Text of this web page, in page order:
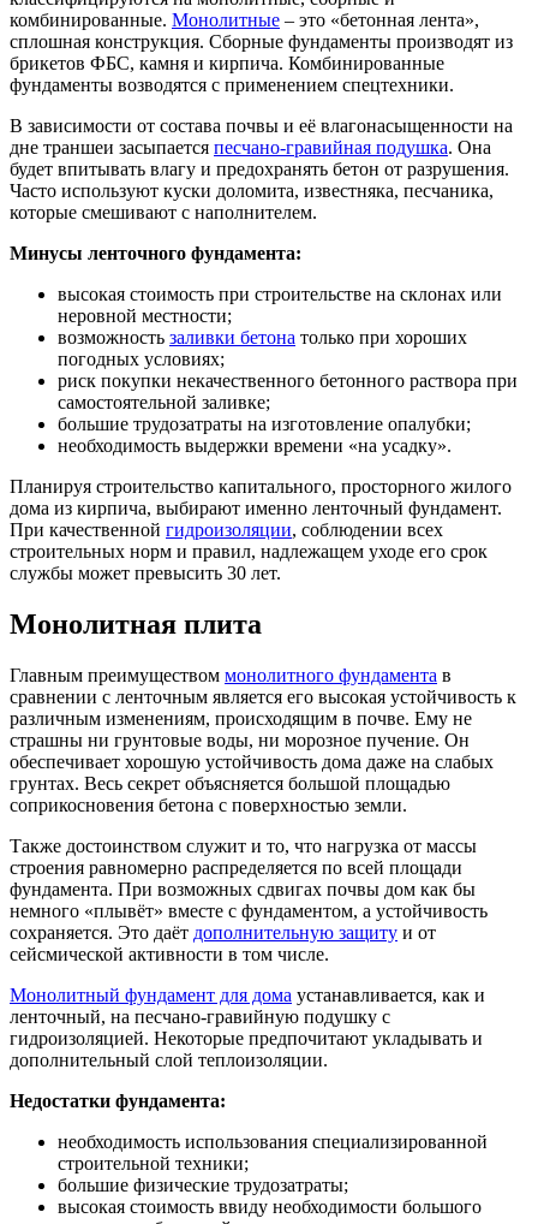
комбинированные. Монолитные – это «бетонная лента»,
сплошная конструкция. Сборные фундаменты производят из
брикетов ФБС, камня и кирпича. Комбинированные
фундаменты возводятся с применением спецтехники.
В зависимости от состава почвы и её влагонасыщенности на
дне траншеи засыпается песчано-гравийная подушка. Она
будет впитывать влагу и предохранять бетон от разрушения.
Часто используют куски доломита, известняка, песчаника,
которые смешивают с наполнителем.
Минусы ленточного фундамента:
высокая стоимость при строительстве на склонах или
неровной местности;
возможность заливки бетона только при хороших
погодных условиях;
риск покупки некачественного бетонного раствора при
самостоятельной заливке;
большие трудозатраты на изготовление опалубки;
необходимость выдержки времени «на усадку».
Планируя строительство капитального, просторного жилого
дома из кирпича, выбирают именно ленточный фундамент.
При качественной гидроизоляции, соблюдении всех
строительных норм и правил, надлежащем уходе его срок
службы может превысить 30 лет.
Монолитная плита
Главным преимуществом монолитного фундамента в
сравнении с ленточным является его высокая устойчивость к
различным изменениям, происходящим в почве. Ему не
страшны ни грунтовые воды, ни морозное пучение. Он
обеспечивает хорошую устойчивость дома даже на слабых
грунтах. Весь секрет объясняется большой площадью
соприкосновения бетона с поверхностью земли.
Также достоинством служит и то, что нагрузка от массы
строения равномерно распределяется по всей площади
фундамента. При возможных сдвигах почвы дом как бы
немного «плывёт» вместе с фундаментом, а устойчивость
сохраняется. Это даёт дополнительную защиту и от
сейсмической активности в том числе.
Монолитный фундамент для дома устанавливается, как и
ленточный, на песчано-гравийную подушку с
гидроизоляцией. Некоторые предпочитают укладывать и
дополнительный слой теплоизоляции.
Недостатки фундамента:
необходимость использования специализированной
строительной техники;
большие физические трудозатраты;
высокая стоимость ввиду необходимости большого